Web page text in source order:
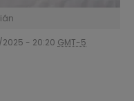
- 20:20 GMT-5